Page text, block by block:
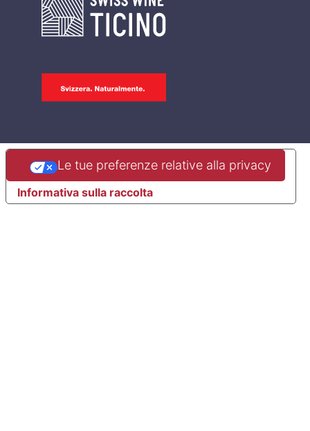
Informativa sulla raccolta
Le tue preferenze relative alla privacy